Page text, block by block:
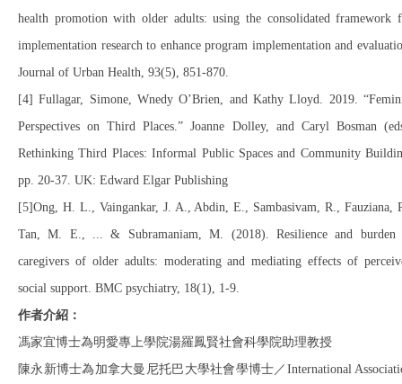
health promotion with older adults: using the consolidated framework
implementation research to enhance program implementation and
Journal of Urban Health, 93(5), 851-870.
[4] Fullagar, Simone, Wnedy O’Brien, and Kathy Lloyd. 2019.
Perspectives on Third Places.” Joanne Dolley, and Caryl Bosman
Rethinking Third Places: Informal Public Spaces and Community
pp. 20-37. UK: Edward Elgar Publishing
[5]Ong, H. L., Vaingankar, J. A., Abdin, E., Sambasivam, R., Fauziana,
Tan, M. E., ... & Subramaniam, M. (2018). Resilience and burden
caregivers of older adults: moderating and mediating effects of
social support. BMC psychiatry, 18(1), 1-9.
作者介紹：
馮家宜博士為明愛專上學院湯羅鳳賢社會科學院助理教授
陳永新博士為加拿大曼尼托巴大學社會學博士／International